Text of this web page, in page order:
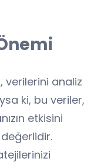
verilerini analiz
ki, bu veriler,
etkisini